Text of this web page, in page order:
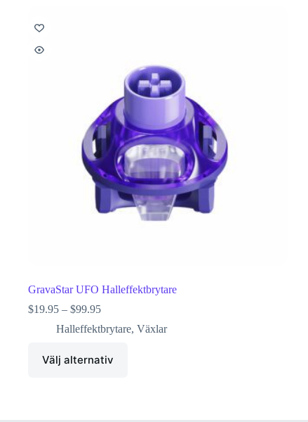
GravaStar UFO Halleffektbrytare
$19.95 – $99.95
Halleffektbrytare, Växlar
Välj alternativ